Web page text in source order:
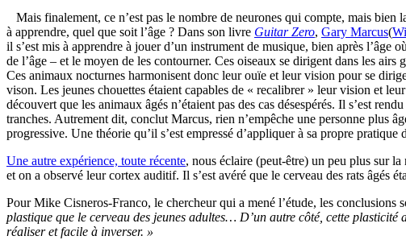
Mais finalement, ce n’est pas le nombre de neurones qui compte, mais
à apprendre, quel que soit l’âge ? Dans son livre Guitar Zero, Gary Marcus(
il s’est mis à apprendre à jouer d’un instrument de musique, bien après
de l’âge – et le moyen de les contourner. Ces oiseaux se dirigent dans les
Ces animaux nocturnes harmonisent donc leur ouïe et leur vision pour se
vison. Les jeunes chouettes étaient capables de « recalibrer » leur vision et
découvert que les animaux âgés n’étaient pas des cas désespérés. Il s’est
tranches. Autrement dit, conclut Marcus, rien n’empêche une personne plus
progressive. Une théorie qu’il s’est empressé d’appliquer à sa propre pratique
Une autre expérience, toute récente, nous éclaire (peut-être) un peu plus sur
et on a observé leur cortex auditif. Il s’est avéré que le cerveau des rats âgés
Pour Mike Cisneros-Franco, le chercheur qui a mené l’étude, les conclusions
plastique que le cerveau des jeunes adultes… D’un autre côté, cette
réaliser et facile à inverser. »